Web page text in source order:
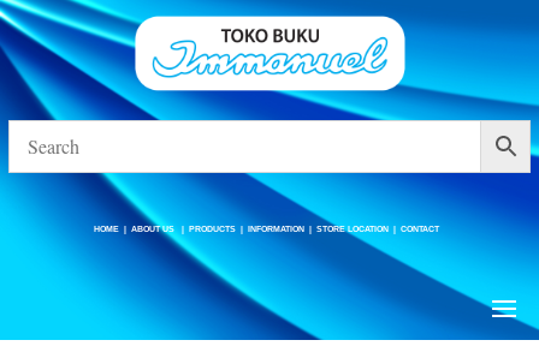
ABOUT US |STORE LOCATION
HOME |ABOUT US |PRODUCTS |INFORMATION |STORE LOCATION |CONTACT